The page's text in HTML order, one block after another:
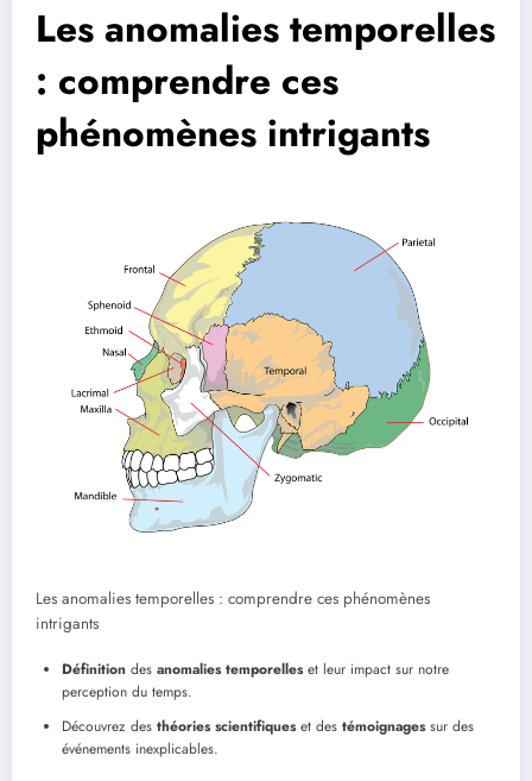
Les anomalies temporelles
: comprendre ces
phénomènes intrigants
Les anomalies temporelles : comprendre ces phénomènes
intrigants
Définition des anomalies temporelleset leur impact sur notre
perception du temps.
Découvrez des théories scientifiqueset des témoignagessur des
événements inexplicables.